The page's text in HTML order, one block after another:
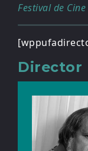
Festival de
Director